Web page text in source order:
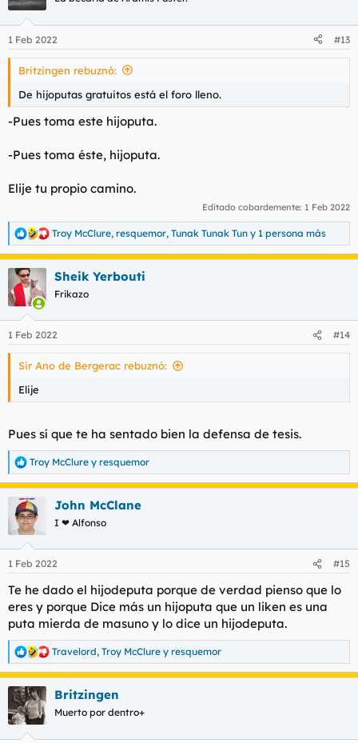
i
e
s
1 Feb 2022 #13
Britzingen rebuznó:
De hijoputas gratuitos está el foro lleno.
-Pues toma este hijoputa.
-Pues toma éste, hijoputa.
Elije tu propio camino.
Editado cobardemente: 1 Feb 2022
R
e
a
c
c
i
e
s
Troy McClure, resquemor, Tunak Tunak Tun y 1 persona más
Sheik Yerbouti
Frikazo
1 Feb 2022 #14
Sir Ano de Bergerac rebuznó:
Elije
Pues sí que te ha sentado bien la defensa de tesis.
R
e
a
c
c
e
:
Troy McClure y resquemor
John McClane
I ❤ Alfonso
1 Feb 2022 #15
Te he dado el hijodeputa porque de verdad pienso que lo
eres y porque Dice más un hijoputa que un liken es una
puta mierda de masuno y lo dice un hijodeputa.
R
e
a
c
c
i
Travelord, Troy McClure y resquemor
Britzingen
Muerto por dentro+